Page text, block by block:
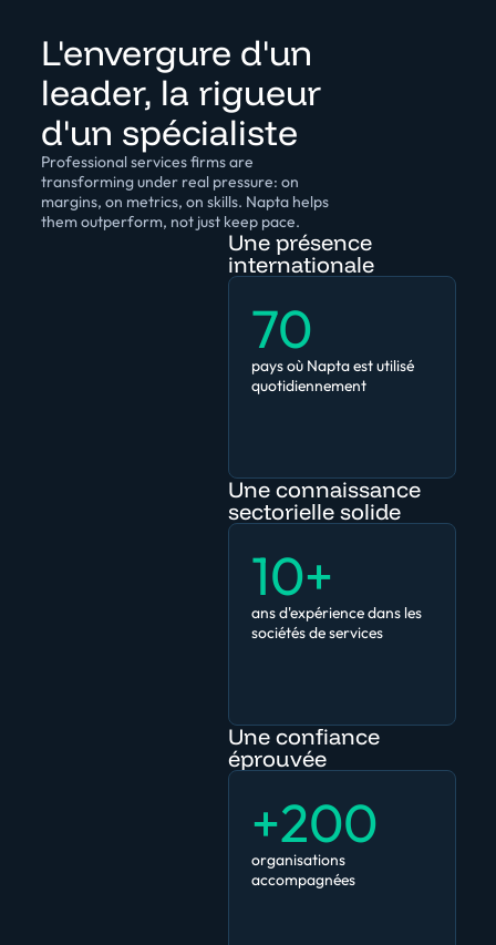
L'envergure d'un
leader, la rigueur
d'un spécialiste
Professional services firms are
transforming under real pressure: on
margins, on metrics, on skills. Napta helps
them outperform, not just keep pace.
Une présence
internationale
70
pays où Napta est utilisé
quotidiennement
Une connaissance
sectorielle solide
10+
ans d'expérience dans les
sociétés de services
Une confiance
éprouvée
+200
organisations
accompagnées